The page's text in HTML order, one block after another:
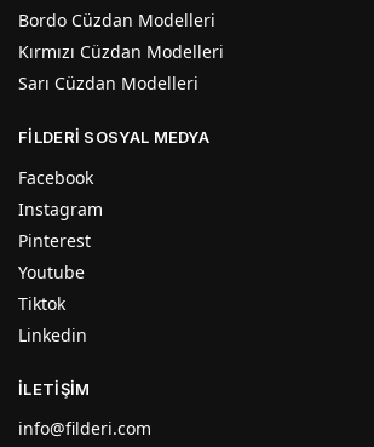
Bordo Cüzdan Modelleri
Kırmızı Cüzdan Modelleri
Sarı Cüzdan Modelleri
FİLDERİ SOSYAL MEDYA
Facebook
Instagram
Pinterest
Youtube
Tiktok
Linkedin
İLETIŞIM
info@filderi.com